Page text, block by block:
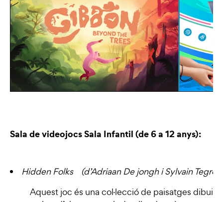
Sala de videojocs Sala Infantil (de 6 a 12 anys):
Hidden Folks (d’Adriaan De jongh i Sylvain
Aquest joc és una col·lecció de paisatges